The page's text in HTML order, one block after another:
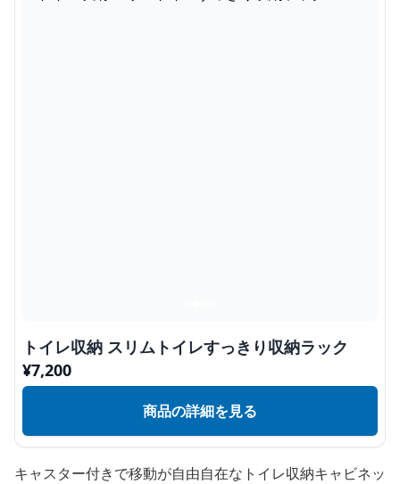
トイレ収納 スリムトイレすっきり収納ラック
¥7,200
商品の詳細を見る
キャスター付きで移動が自由自在なトイレ収納キャビネッ